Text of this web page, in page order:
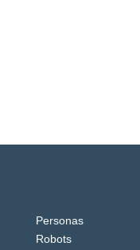
Personas
Robots